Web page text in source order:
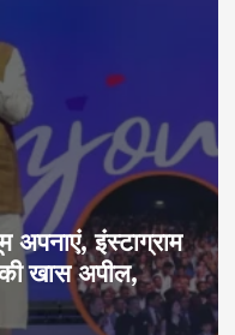
अपनाएं, इंस्टाग्राम
खास अपील,